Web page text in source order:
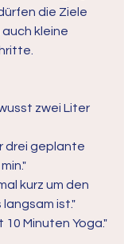
die Ziele
auch kleine
zwei Liter
drei geplante
kurz um den
ist."
Minuten Yoga."